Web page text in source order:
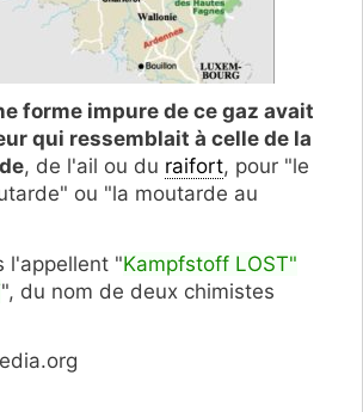
forme impure de ce gaz avait
qui ressemblait à celle de la
, de l'ail ou du raifort, pour "le
ou "la moutarde au
l'appellent "Kampfstoff LOST"
", du nom de deux chimistes